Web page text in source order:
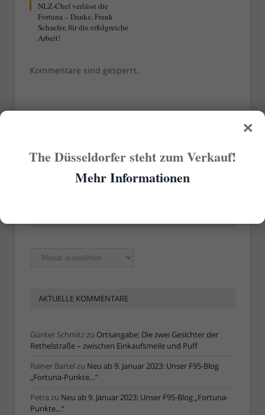
NLZ-Chef verlässt die
Fortuna – Danke, Frank
Schaefer, für die erfolgreiche
Arbeit!
Kommentare sind gesperrt.
Ältere
Artikel
AKTUELLE KOMMENTARE
Günter Schmitzzu Ortsangabe: Die zwei Gesichter der
Rethelstraße – zwischen Einkaufsmeile und Puff
Rainer Bartel zu Neu ab 9. Januar 2023: Unser F95-Blog
„Fortuna-Punkte…“
Petra zu Neu ab 9. Januar 2023: Unser F95-Blog „Fortuna-
Punkte…“
×
The Düsseldorfer steht zum Verkauf!
Mehr Informationen